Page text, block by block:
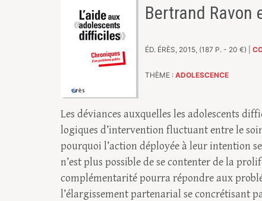
Bertrand Ravon
ÉD. ÉRÈS, 2015, (187 P. - 20 €) |
THÈME : ADOLESCENCE
Les déviances auxquelles les adolescents
logiques d’intervention fluctuant entre le
pourquoi l’action déployée à leur intention
n’est plus possible de se contenter de la
complémentarité pourra répondre aux
l’élargissement partenarial se concrétisant